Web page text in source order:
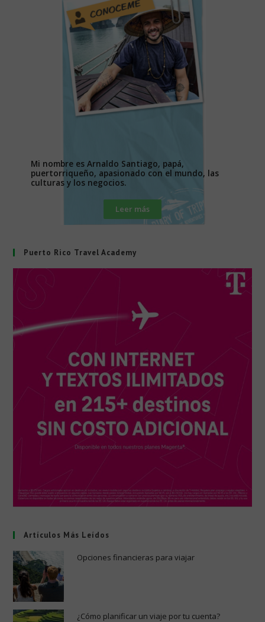
Mi nombre es Arnaldo Santiago, papá,
puertorriqueño, apasionado con el mundo, las
culturas y los negocios.
Leer más
Puerto Rico Travel Academy
Artículos Más Leídos
Opciones financieras para viajar
¿Cómo planificar un viaje por tu cuenta?